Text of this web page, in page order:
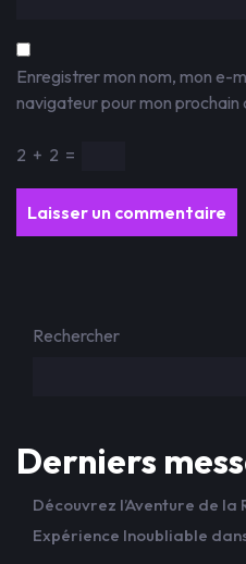
Enregistrer mon nom, mon e-
navigateur pour mon prochain
2 + 2 =
Rechercher
Derniers
Découvrez l’Aventure de la
Expérience Inoubliable